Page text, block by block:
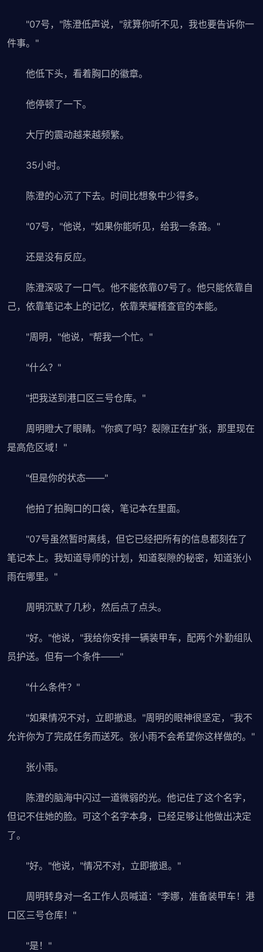
"07号，"陈澄低声说，"就算你听不见，我也要告诉你一
件事。"
他低下头，看着胸口的徽章。
他停顿了一下。
大厅的震动越来越频繁。
35小时。
陈澄的心沉了下去。时间比想象中少得多。
"07号，"他说，"如果你能听见，给我一条路。"
还是没有反应。
陈澄深吸了一口气。他不能依靠07号了。他只能依靠自
己，依靠笔记本上的记忆，依靠荣耀稽查官的本能。
"周明，"他说，"帮我一个忙。"
"什么？"
"把我送到港口区三号仓库。"
周明瞪大了眼睛。"你疯了吗？裂隙正在扩张，那里现在
是高危区域！"
"但是你的状态——"
他拍了拍胸口的口袋，笔记本在里面。
"07号虽然暂时离线，但它已经把所有的信息都刻在了
笔记本上。我知道导师的计划，知道裂隙的秘密，知道张小
雨在哪里。"
周明沉默了几秒，然后点了点头。
"好。"他说，"我给你安排一辆装甲车，配两个外勤组队
员护送。但有一个条件——"
"什么条件？"
"如果情况不对，立即撤退。"周明的眼神很坚定，"我不
允许你为了完成任务而送死。张小雨不会希望你这样做的。"
张小雨。
陈澄的脑海中闪过一道微弱的光。他记住了这个名字，
但记不住她的脸。可这个名字本身，已经足够让他做出决定
了。
"好。"他说，"情况不对，立即撤退。"
周明转身对一名工作人员喊道："李娜，准备装甲车！港
口区三号仓库！"
"是！"